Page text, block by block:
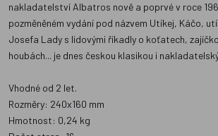
nakladatelství Albatros nově a poprvé v roce
pozměněném vydání pod názvem Utíkej, Káčo,
Josefa Lady s lidovými říkadly o koťatech,
houbách... je dnes českou klasikou i
Vhodné od 2 let.
Rozměry: 240x160 mm
Hmotnost: 0,24 kg